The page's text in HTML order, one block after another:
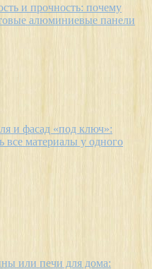
и прочность: почему
алюминиевые панели
и фасад «под ключ»:
все материалы у одного
или печи для дома: